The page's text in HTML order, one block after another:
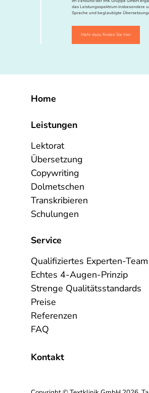
das Leistungsspektrum insbesondere
Sprache und beglaubigte
Mehr dazu finden Sie hier
Home
Leistungen
Lektorat
Übersetzung
Copywriting
Dolmetschen
Transkribieren
Schulungen
Service
Qualifiziertes Experten-Team
Echtes 4-Augen-Prinzip
Strenge Qualitätsstandards
Preise
Referenzen
FAQ
Kontakt